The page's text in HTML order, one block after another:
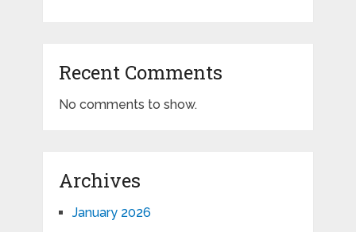
Recent Comments
No comments to show.
Archives
January 2026